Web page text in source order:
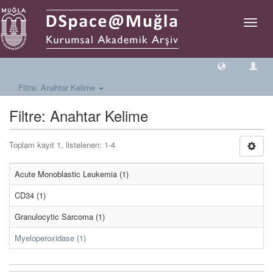
Geçiş
Filtre: Anahtar Kelime
Filtre: Anahtar Kelime
Toplam kayıt 1, listelenen: 1-4
Acute Monoblastic Leukemia (1)
CD34 (1)
Granulocytic Sarcoma (1)
Myeloperoxidase (1)